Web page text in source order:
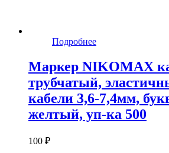
Подробнее
Маркер NIKOMAX
трубчатый,
кабели 3,6-7,4мм,
желтый, уп-ка 500
100 ₽